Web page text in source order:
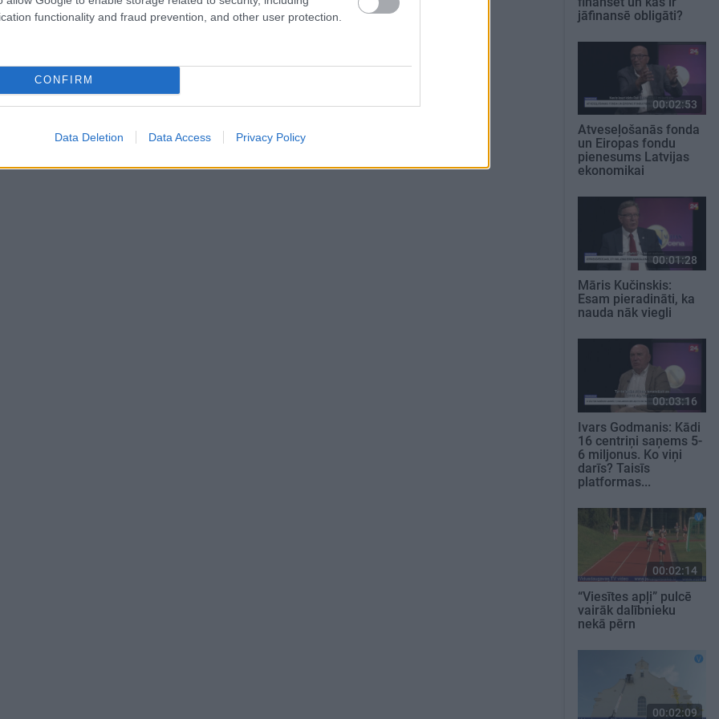
functionality and fraud prevention, and other user protection.
CONFIRM
Data Deletion Data Access Privacy Policy
jāfinansē obligāti?
00:02:53
Atveseļošanās fonda
un Eiropas fondu
pienesums Latvijas
ekonomikai
00:01:28
Māris Kučinskis:
Esam pieradināti, ka
nauda nāk viegli
00:03:16
Ivars Godmanis: Kādi
16 centriņi saņems 5-
6 miljonus. Ko viņi
darīs? Taisīs
platformas...
00:02:14
“Viesītes apļi” pulcē
vairāk dalībnieku
nekā pērn
00:02:09